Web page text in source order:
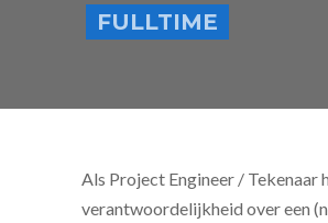
FULLTIME
Als Project Engineer / Tekenaar
verantwoordelijkheid over een